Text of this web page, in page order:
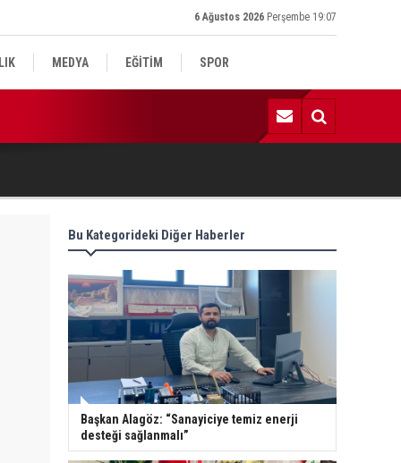
6 Ağustos 2026 Perşembe 19:07
MEDYA EĞİTİM SPOR
Bu Kategorideki Diğer Haberler
Başkan Alagöz: “Sanayiciye temiz enerji
desteği sağlanmalı”